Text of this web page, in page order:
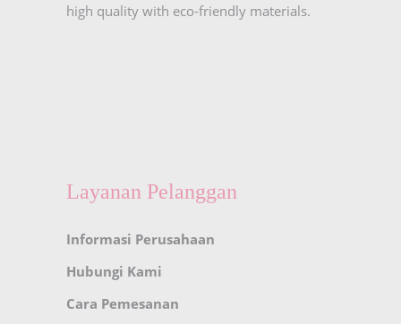
high quality with eco-friendly materials.
Layanan Pelanggan
Informasi Perusahaan
Hubungi Kami
Cara Pemesanan